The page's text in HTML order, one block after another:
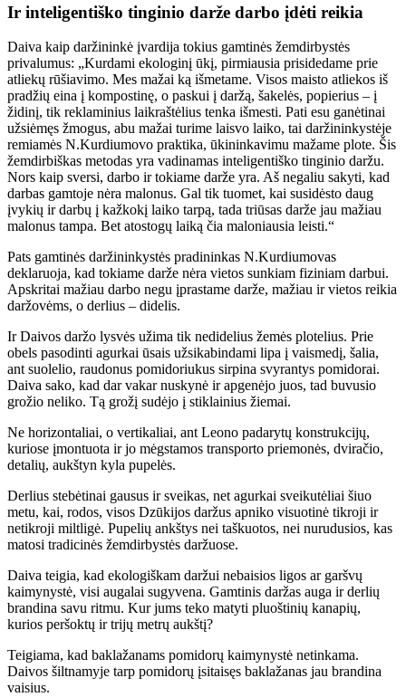
Ir inteligentiško tinginio darže darbo įdėti reikia
Daiva kaip daržininkė įvardija tokius gamtinės žemdirbystės
privalumus: „Kurdami ekologinį ūkį, pirmiausia prisidedame prie
atliekų rūšiavimo. Mes mažai ką išmetame. Visos maisto atliekos iš
pradžių eina į kompostinę, o paskui į daržą, šakelės, popierius – į
židinį, tik reklaminius laikraštėlius tenka išmesti. Pati esu ganėtinai
užsiėmęs žmogus, abu mažai turime laisvo laiko, tai daržininkystėje
remiamės N.Kurdiumovo praktika, ūkininkavimu mažame plote. Šis
žemdirbiškas metodas yra vadinamas inteligentiško tinginio daržu.
Nors kaip sversi, darbo ir tokiame darže yra. Aš negaliu sakyti, kad
darbas gamtoje nėra malonus. Gal tik tuomet, kai susidėsto daug
įvykių ir darbų į kažkokį laiko tarpą, tada triūsas darže jau mažiau
malonus tampa. Bet atostogų laiką čia maloniausia leisti.“
Pats gamtinės daržininkystės pradininkas N.Kurdiumovas
deklaruoja, kad tokiame darže nėra vietos sunkiam fiziniam darbui.
Apskritai mažiau darbo negu įprastame darže, mažiau ir vietos reikia
daržovėms, o derlius – didelis.
Ir Daivos daržo lysvės užima tik nedidelius žemės plotelius. Prie
obels pasodinti agurkai ūsais užsikabindami lipa į vaismedį, šalia,
ant suolelio, raudonus pomidoriukus sirpina svyrantys pomidorai.
Daiva sako, kad dar vakar nuskynė ir apgenėjo juos, tad buvusio
grožio neliko. Tą grožį sudėjo į stiklainius žiemai.
Ne horizontaliai, o vertikaliai, ant Leono padarytų konstrukcijų,
kuriose įmontuota ir jo mėgstamos transporto priemonės, dviračio,
detalių, aukštyn kyla pupelės.
Derlius stebėtinai gausus ir sveikas, net agurkai sveikutėliai šiuo
metu, kai, rodos, visos Dzūkijos daržus apniko visuotinė tikroji ir
netikroji miltligė. Pupelių ankštys nei taškuotos, nei nurudusios, kas
matosi tradicinės žemdirbystės daržuose.
Daiva teigia, kad ekologiškam daržui nebaisios ligos ar garšvų
kaimynystė, visi augalai sugyvena. Gamtinis daržas auga ir derlių
brandina savu ritmu. Kur jums teko matyti pluoštinių kanapių,
kurios peršoktų ir trijų metrų aukštį?
Teigiama, kad baklažanams pomidorų kaimynystė netinkama.
Daivos šiltnamyje tarp pomidorų įsitaisęs baklažanas jau brandina
vaisius.